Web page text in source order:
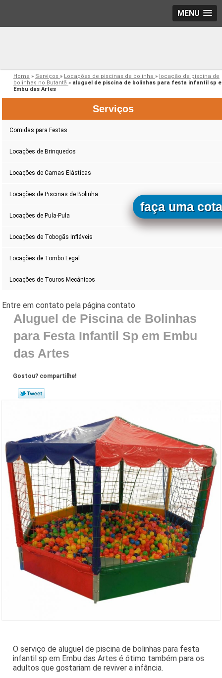
MENU
Home » Serviços » Locações de piscinas de bolinha » locação de piscina de
bolinhas no Butantã » aluguel de piscina de bolinhas para festa infantil sp
Embu das Artes
Serviços
Comidas para Festas
Locações de Brinquedos
Locações de Camas Elásticas
Locações de Piscinas de Bolinha
Locações de Pula-Pula
Locações de Tobogãs Infláveis
Locações de Tombo Legal
Locações de Touros Mecânicos
Aluguel de Piscina de Bolinhas
para Festa Infantil Sp em Embu
das Artes
Gostou? compartilhe!
O serviço de aluguel de piscina de bolinhas para festa
infantil sp em Embu das Artes é ótimo também para os
adultos que gostariam de reviver a infância.
faça uma